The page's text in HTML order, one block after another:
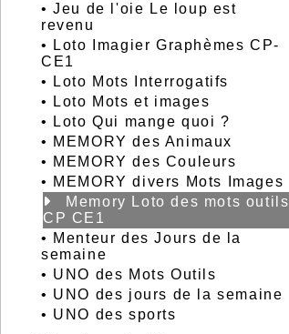
•Jeu de l'oie Le loup est
revenu
•
Loto Imagier Graphèmes CP-
CE1
•
Loto Mots Interrogatifs
•
Loto Mots et images
•
Loto Qui mange quoi ?
• MEMORY des Animaux
• MEMORY des Couleurs
• MEMORY divers Mots Images
Memory Loto des mots outils
CP CE1
• Menteur des Jours de la
semaine
• UNO des Mots Outils
• UNO des jours de la semaine
• UNO des sports